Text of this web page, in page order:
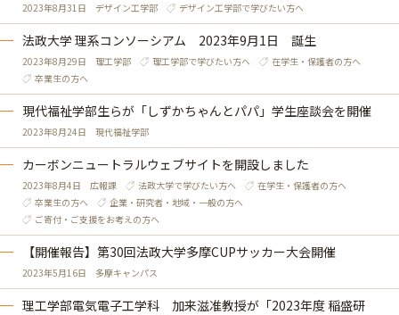
2023年8月31日 デザイン工学部 デザイン工学部で学びたい方へ
法政大学 理系コンソーシアム 2023年9月1日 誕生
2023年8月29日 理工学部 理工学部で学びたい方へ
在学生・保護者の方へ
卒業生の方へ
現代福祉学部生らが「しずかちゃんとパパ」学生座談会を開催
2023年8月24日 現代福祉学部
カーボンニュートラルウェブサイトを開設しました
2023年8月4日 広報課 法政大学で学びたい方へ
在学生・保護者の方へ
卒業生の方へ
企業・研究者・地域・一般の方へ
ご寄付・ご支援をお考えの方へ
【開催報告】第30回法政大学多摩CUPサッカー大会開催
2023年5月16日 多摩キャンパス
理工学部電気電子工学科 加来滋准教授が「2023年度 稲盛研